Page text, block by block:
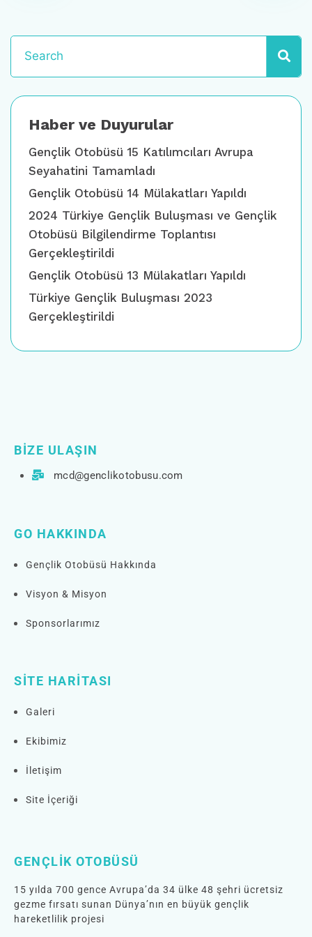
Haber ve Duyurular
Gençlik Otobüsü 15 Katılımcıları Avrupa
Seyahatini Tamamladı
Gençlik Otobüsü 14 Mülakatları Yapıldı
2024 Türkiye Gençlik Buluşması ve Gençlik
Otobüsü Bilgilendirme Toplantısı
Gerçekleştirildi
Gençlik Otobüsü 13 Mülakatları Yapıldı
Türkiye Gençlik Buluşması 2023
Gerçekleştirildi
BIZE ULAŞIN
mcd@genclikotobusu.com
GO HAKKINDA
Gençlik Otobüsü Hakkında
Visyon & Misyon
Sponsorlarımız
SITE HARITASI
Galeri
Ekibimiz
İletişim
Site İçeriği
GENÇLIK OTOBÜSÜ
15 yılda 700 gence Avrupa’da 34 ülke 48 şehri ücretsiz
gezme fırsatı sunan Dünya’nın en büyük gençlik
hareketlilik projesi